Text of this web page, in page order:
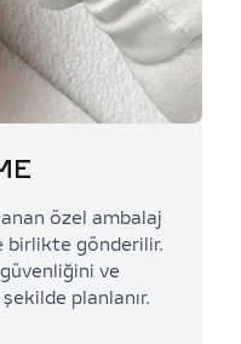
özel ambalaj
birlikte gönderilir.
ve
planlanır.